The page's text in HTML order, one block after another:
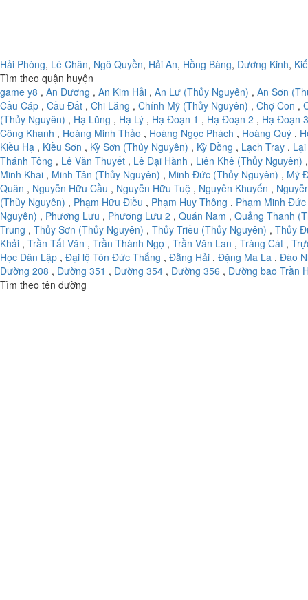
Hải Phòng, Lê Chân, Ngô Quyền, Hải An, Hồng Bàng, Dương Kinh,
Tìm theo quận huyện
game y8 , An Dương , An Kim Hải , An Lư (Thủy Nguyên) , An Sơn
Cầu Cáp , Cầu Đất , Chi Lăng , Chính Mỹ (Thủy Nguyên) , Chợ Con ,
(Thủy Nguyên) , Hạ Lũng , Hạ Lý , Hạ Đoạn 1 , Hạ Đoạn 2 , Hạ Đoạn 3
Công Khanh , Hoàng Minh Thảo , Hoàng Ngọc Phách , Hoàng Quý ,
Kiều Hạ , Kiều Sơn , Kỳ Sơn (Thủy Nguyên) , Kỳ Đồng , Lạch Tray ,
Thánh Tông , Lê Văn Thuyết , Lê Đại Hành , Liên Khê (Thủy Nguyên)
Minh Khai , Minh Tân (Thủy Nguyên) , Minh Đức (Thủy Nguyên) , Mỹ
Quân , Nguyễn Hữu Cầu , Nguyễn Hữu Tuệ , Nguyễn Khuyến ,
(Thủy Nguyên) , Phạm Hữu Điều , Phạm Huy Thông , Phạm Minh Đức
Nguyên) , Phương Lưu , Phương Lưu 2 , Quán Nam , Quảng Thanh
Trung , Thủy Sơn (Thủy Nguyên) , Thủy Triều (Thủy Nguyên) , Thủy
Khải , Trần Tất Văn , Trần Thành Ngọ , Trần Văn Lan , Tràng Cát ,
Học Dân Lập , Đại lộ Tôn Đức Thắng , Đằng Hải , Đặng Ma La , Đào
Đường 208 , Đường 351 , Đường 354 , Đường 356 , Đường bao Trần
Tìm theo tên đường